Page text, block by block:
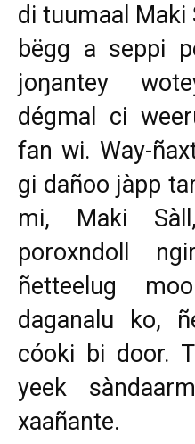
di tuumaal Maki
bëgg a seppi
joŋantey
dégmal ci
fan wi. Way-
gi dañoo jàpp
mi, Maki
poroxndoll
ñetteelug
daganalu ko,
cóoki bi door.
yeek
xaañante.